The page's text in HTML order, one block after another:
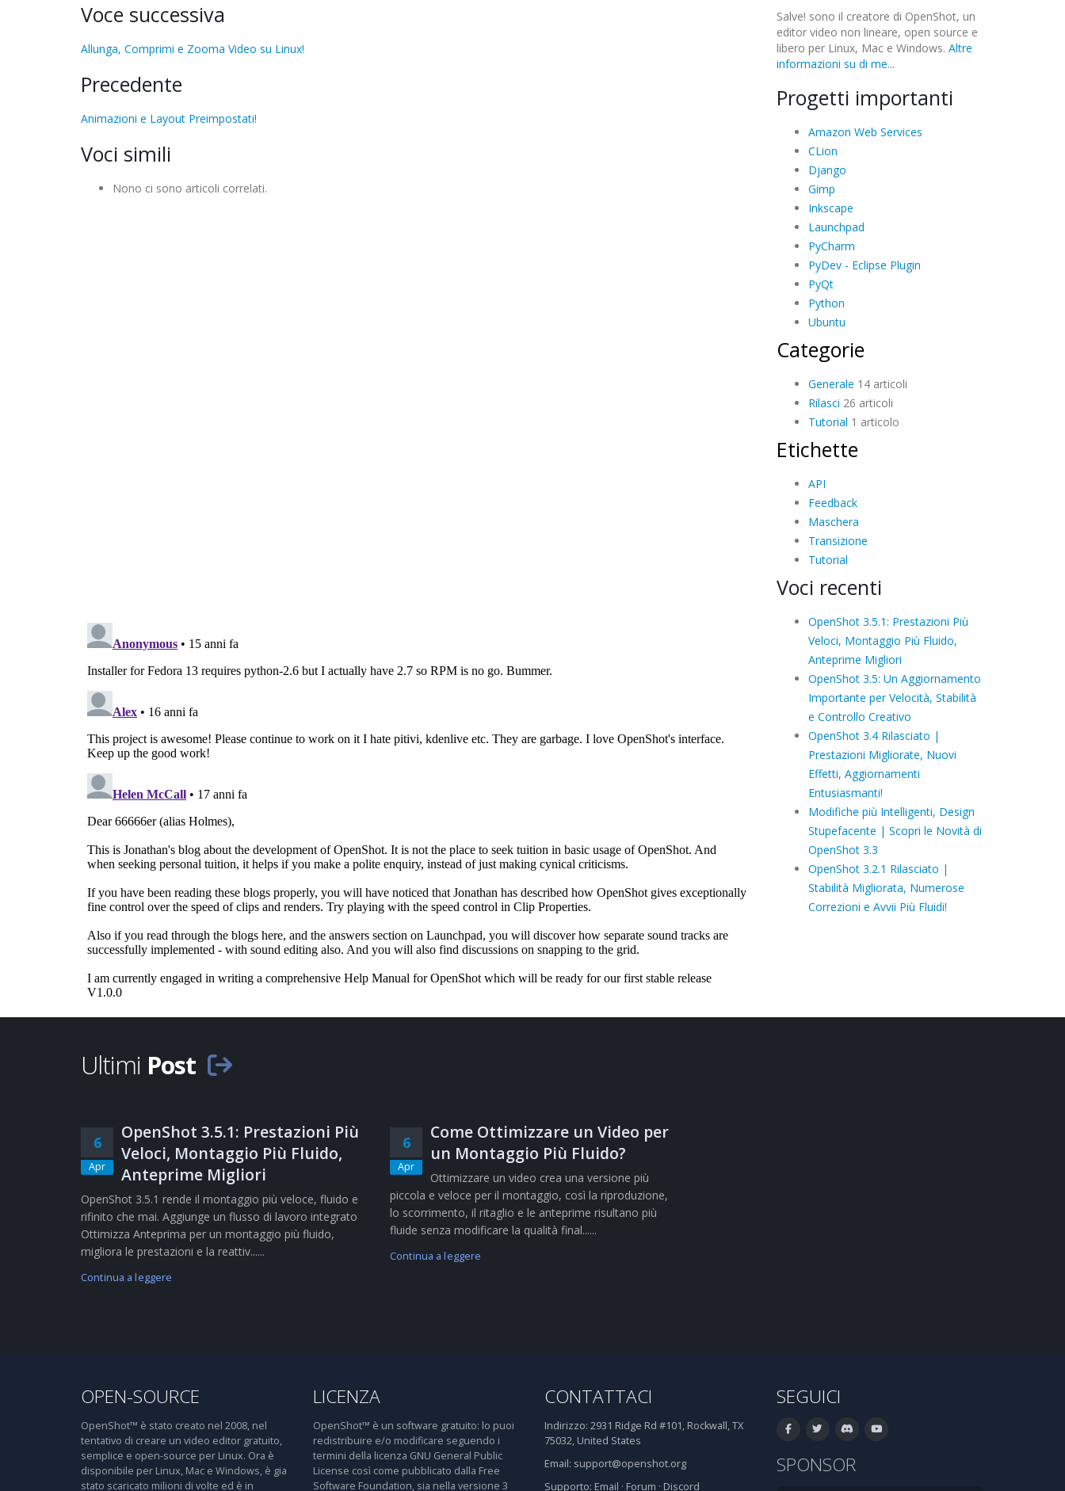
Voce successiva
Allunga, Comprimi e Zooma Video su Linux!
Precedente
Animazioni e Layout Preimpostati!
Voci simili
Nono ci sono articoli correlati.
Salve! sono il creatore di OpenShot, un
editor video non lineare, open source e
libero per Linux, Mac e Windows. Altre
informazioni su di me...
Progetti importanti
Amazon Web Services
CLion
Django
Gimp
Inkscape
Launchpad
PyCharm
PyDev - Eclipse Plugin
PyQt
Python
Ubuntu
Categorie
Generale 14 articoli
Rilasci 26 articoli
Tutorial 1 articolo
Etichette
API
Feedback
Maschera
Transizione
Tutorial
Voci recenti
OpenShot 3.5.1: Prestazioni Più
Veloci, Montaggio Più Fluido,
Anteprime Migliori
OpenShot 3.5: Un Aggiornamento
Importante per Velocità, Stabilità
e Controllo Creativo
OpenShot 3.4 Rilasciato |
Prestazioni Migliorate, Nuovi
Effetti, Aggiornamenti
Entusiasmanti!
Modifiche più Intelligenti, Design
Stupefacente | Scopri le Novità di
OpenShot 3.3
OpenShot 3.2.1 Rilasciato |
Stabilità Migliorata, Numerose
Correzioni e Avvii Più Fluidi!
Ultimi Post
6
Apr
OpenShot 3.5.1: Prestazioni Più
Veloci, Montaggio Più Fluido,
Anteprime Migliori
OpenShot 3.5.1 rende il montaggio più veloce, fluido e
rifinito che mai. Aggiunge un flusso di lavoro integrato
Ottimizza Anteprima per un montaggio più fluido,
migliora le prestazioni e la reattiv......
Continua a leggere
6
Apr
Come Ottimizzare un Video per
un Montaggio Più Fluido?
Ottimizzare un video crea una versione più
piccola e veloce per il montaggio, così la riproduzione,
lo scorrimento, il ritaglio e le anteprime risultano più
fluide senza modificare la qualità final......
Continua a leggere
OPEN-SOURCE
OpenShot™ è stato creato nel 2008, nel
tentativo di creare un video editor gratuito,
semplice e open-source per Linux. Ora è
disponibile per Linux, Mac e Windows, è gia
stato scaricato milioni di volte ed è in
LICENZA
OpenShot™ è un software gratuito: lo puoi
redistribuire e/o modificare seguendo i
termini della licenza GNU General Public
License così come pubblicato dalla Free
Software Foundation, sia nella versione 3
CONTATTACI
Indirizzo: 2931 Ridge Rd #101, Rockwall, TX
75032, United States
Email: support@openshot.org
Supporto: Email · Forum · Discord
SEGUICI
SPONSOR